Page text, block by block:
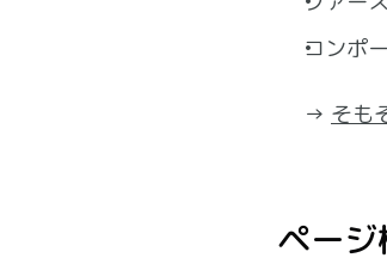
コンポ
→ そも
ペー